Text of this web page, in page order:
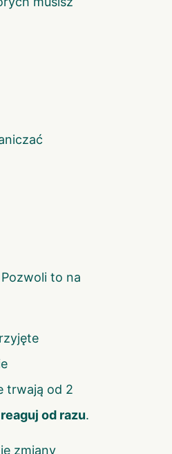
Pozwoli to na
trwają od 2
od razu.
zmiany